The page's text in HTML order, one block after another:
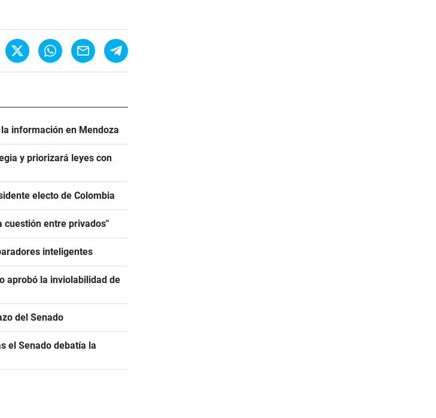
información en Mendoza
y priorizará leyes con
electo de Colombia
cuestión entre privados"
inteligentes
aprobó la inviolabilidad de
del Senado
el Senado debatía la